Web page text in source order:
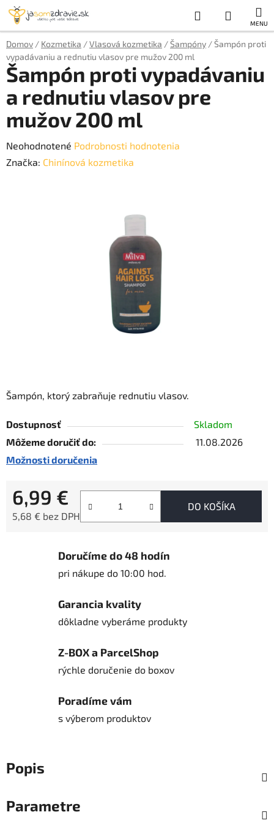
Prejsť
obsah
Hľadať
KOŠÍK
Domov / Kozmetika /Vlasová kozmetika /Šampóny /Šampón proti
vypadávaniu a rednutiu vlasov pre mužov 200 ml
Šampón, ktorý zabraňuje rednutiu vlasov.
Dostupnosť
Skladom
Môžeme doručiť do:
11.08.2026
Možnosti doručenia
6,99 €
5,68 € bez DPH
DO KOŠÍKA
Šampón proti vypadávaniu
a rednutiu vlasov pre
mužov 200 ml
Priemerné
hodnotenie
Neohodnotené Podrobnosti hodnotenia
Značka: Chinínová kozmetika
Doručíme do 48 hodín
pri nákupe do 10:00 hod.
Garancia kvality
dôkladne vyberáme produkty
Z-BOX a ParcelShop
rýchle doručenie do boxov
Poradíme vám
s výberom produktov
Popis
Parametre